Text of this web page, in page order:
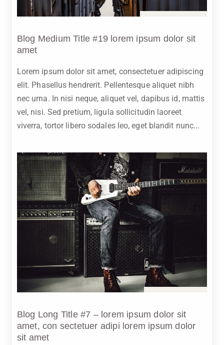
Blog Medium Title #19 lorem ipsum dolor sit
amet
Lorem ipsum dolor sit amet, consectetuer adipiscing
elit. Phasellus hendrerit. Pellentesque aliquet nibh
nec urna. In nisi neque, aliquet vel, dapibus id, mattis
vel, nisi. Sed pretium, ligula sollicitudin laoreet
viverra, tortor libero sodales leo, eget blandit nunc...
Blog Long Title #7 – lorem ipsum dolor sit
amet, con sectetuer adipi lorem ipsum dolor
sit amet